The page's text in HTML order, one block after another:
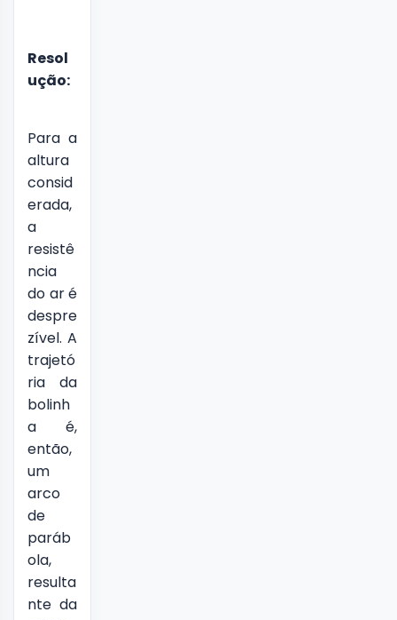
Resol
ução:
Para a
altura
consid
erada,
a
resistê
ncia
do ar é
despre
zível. A
trajetó
ria da
bolinh
a é,
então,
um
arco
de
paráb
ola,
resulta
nte da